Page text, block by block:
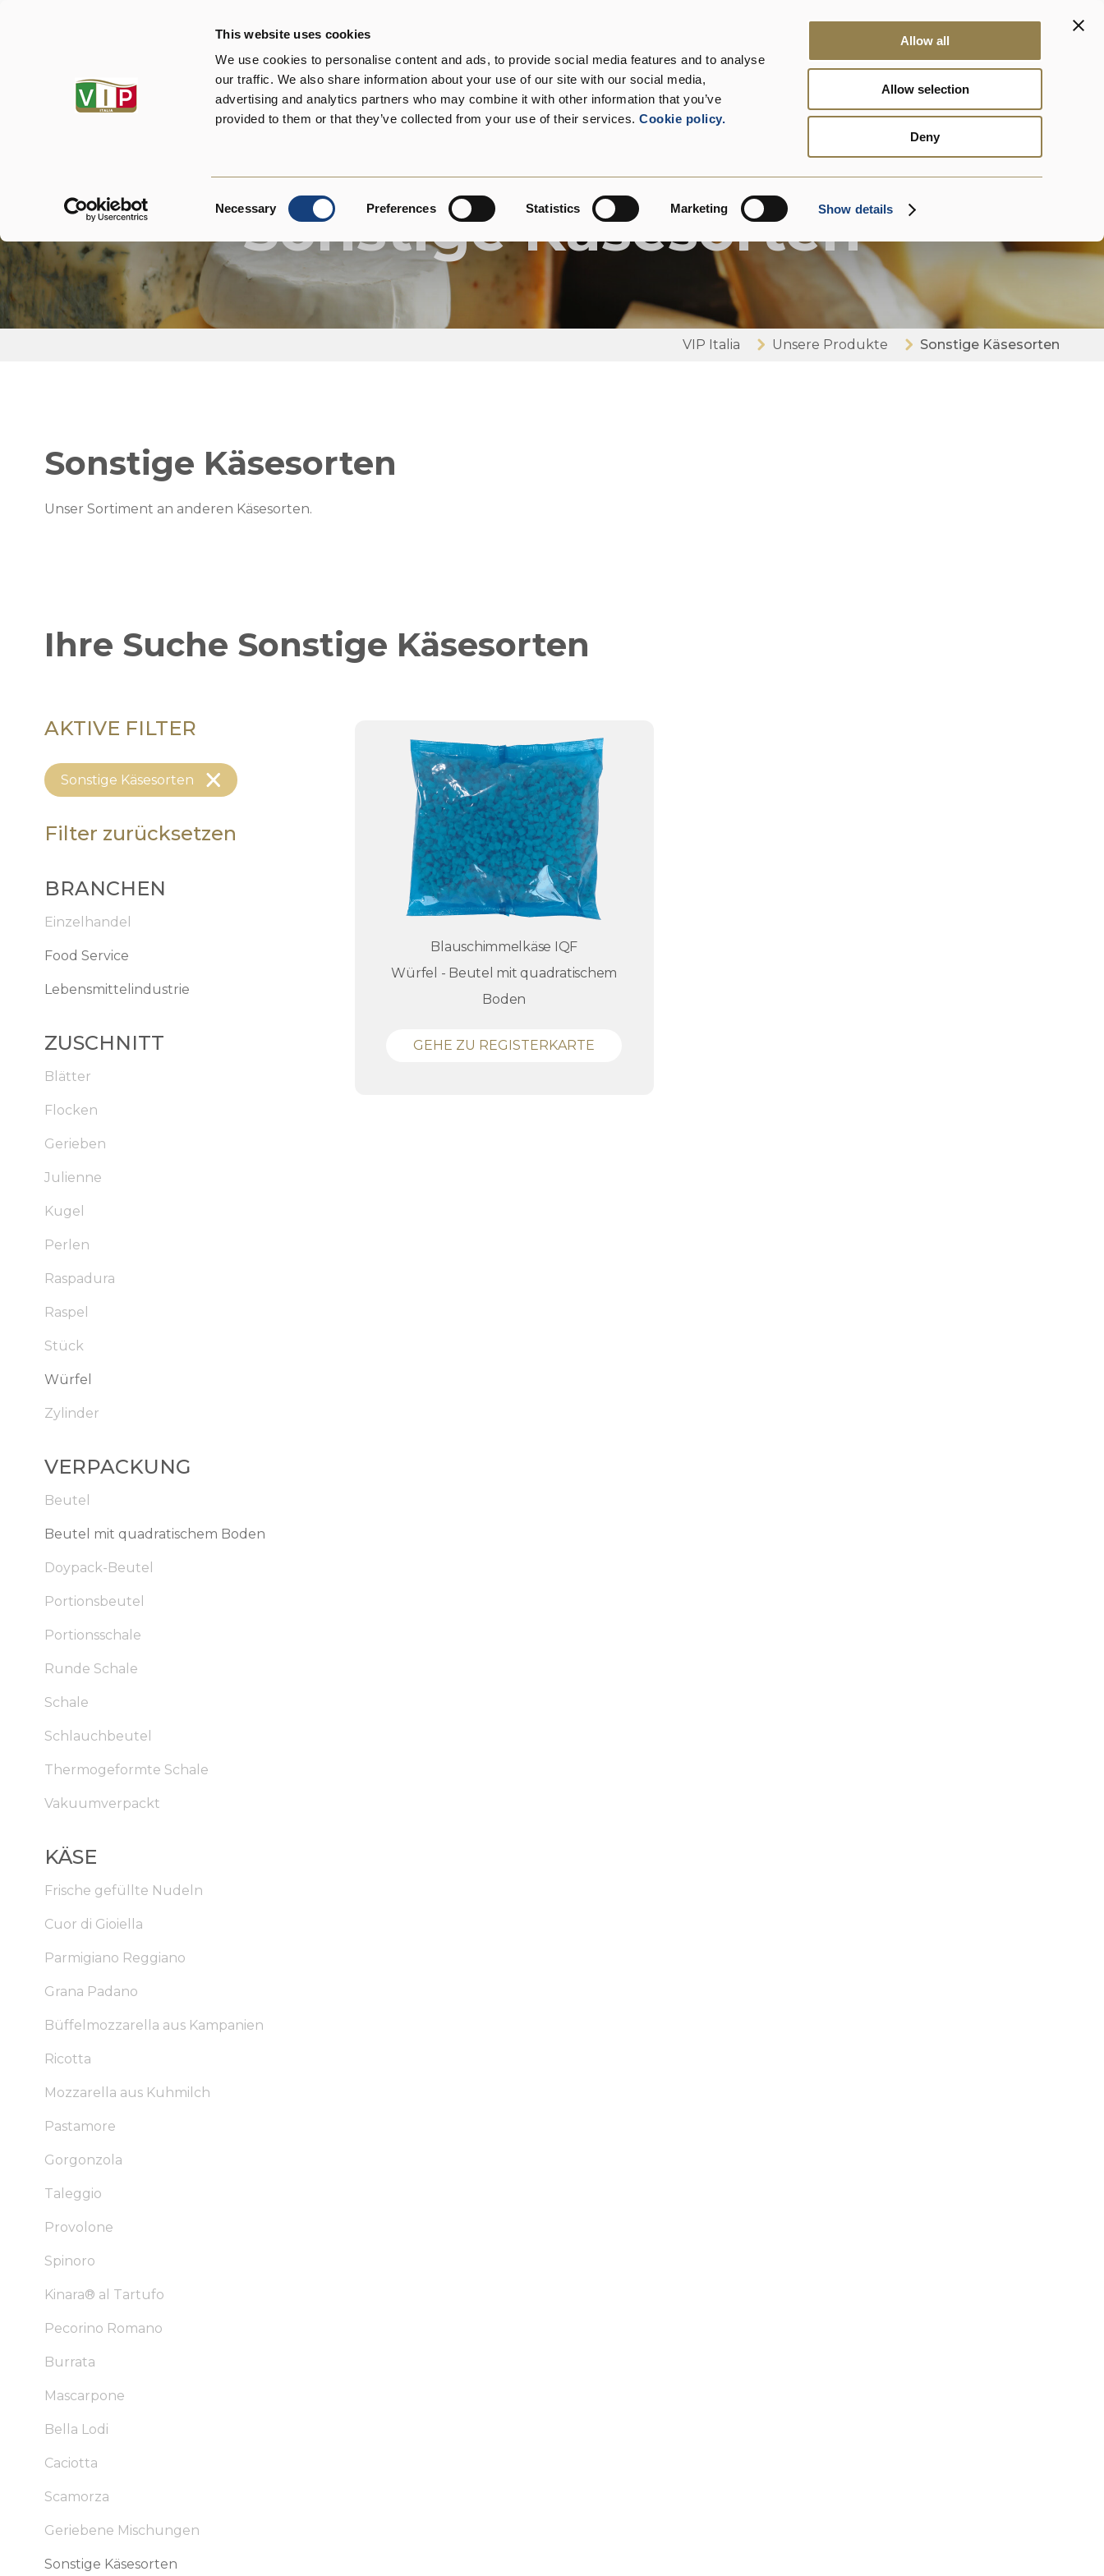
This website uses cookies
We use cookies to personalise content and ads, to provide social media features and to analyse
our traffic. We also share information about your use of our site with our social media,
advertising and analytics partners who may combine it with other information that you’ve
provided to them or that they’ve collected from your use of their services. Cookie policy.
Necessary Preferences Statistics Marketing Show details
Allow all
Allow selection
Deny
Wer wir sind DalterFood
Sonstige Käsesorten
VIP Italia Unsere Produkte Sonstige Käsesorten
Sonstige Käsesorten
Unser Sortiment an anderen Käsesorten.
Ihre Suche Sonstige Käsesorten
AKTIVE FILTER
Sonstige Käsesorten
Filter zurücksetzen
BRANCHEN
Einzelhandel
Food Service
Lebensmittelindustrie
ZUSCHNITT
Blätter
Flocken
Gerieben
Julienne
Kugel
Perlen
Raspadura
Raspel
Stück
Würfel
Zylinder
VERPACKUNG
Beutel
Beutel mit quadratischem Boden
Doypack-Beutel
Portionsbeutel
Portionsschale
Runde Schale
Schale
Schlauchbeutel
Thermogeformte Schale
Vakuumverpackt
KÄSE
Frische gefüllte Nudeln
Cuor di Gioiella
Parmigiano Reggiano
Grana Padano
Büffelmozzarella aus Kampanien
Ricotta
Mozzarella aus Kuhmilch
Pastamore
Gorgonzola
Taleggio
Provolone
Spinoro
Kinara® al Tartufo
Pecorino Romano
Burrata
Mascarpone
Bella Lodi
Caciotta
Scamorza
Geriebene Mischungen
Sonstige Käsesorten
Blauschimmelkäse IQF
Würfel - Beutel mit quadratischem
Boden
GEHE ZU REGISTERKARTE